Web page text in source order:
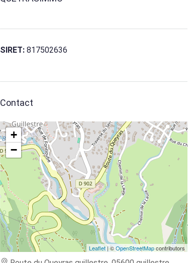
SIRET:817502636
Contact
+
−
Leaflet| ©OpenStreetMapcontributors